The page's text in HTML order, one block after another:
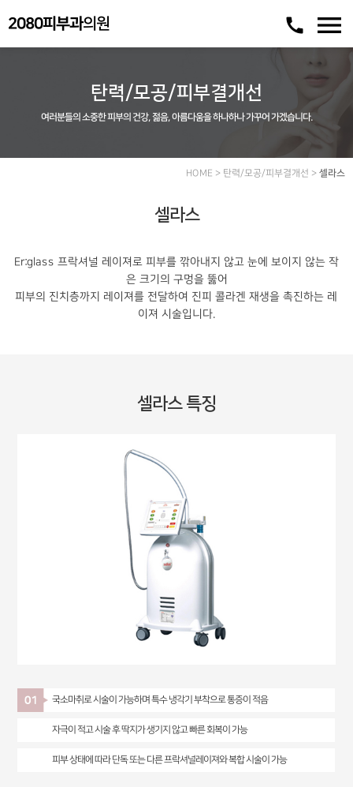
2080피부과의원 call menu
탄력/모공/피부결개선
여러분들의 소중한 피부의 건강, 젊음, 아름다움을 하나하나 가꾸어 가겠습니다.
HOME > 탄력/모공/피부결개선 >셀라스
셀라스
Er:glass 프락셔널 레이져로 피부를 깎아내지 않고 눈에 보이지 않는 작
은 크기의 구멍을 뚫어
피부의 진치층까지 레이져를 전달하여 진피 콜라겐 재생을 촉진하는 레
이져 시술입니다.
셀라스 특징
국소마취로 시술이 가능하며 특수 냉각기 부착으로 통증이 적음
자극이 적고 시술 후 딱지가 생기지 않고 빠른 회복이 가능
피부 상태에 따라 단독 또는 다른 프락셔널레이져와 복합 시술이 가능